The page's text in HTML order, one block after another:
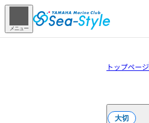
メニュー
トップページ
大切